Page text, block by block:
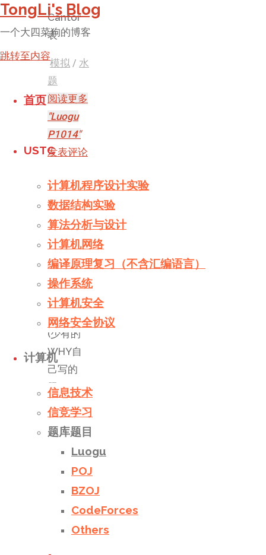
TongLi's Blog
一个大四菜狗的博客
跳转至内容
首页
USTC
计算机程序设计实验
数据结构实验
算法分析与设计
计算机网络
编译原理复习（不含汇编语言）
操作系统
计算机安全
网络安全协议
计算机
信息技术
信竞学习
题库题目
Luogu
POJ
BZOJ
CodeForces
Others
Cantor
表
模拟 / 水
题
阅读更多
"Luogu
P1014"
发表评论
Luogu
P1464
Function.
让你写一
个毒瘤递
归函数！
(少有的
WHY自
己写的
题)
搜索/模
拟/记忆
化搜索
阅读更多
"Luogu
P1464"